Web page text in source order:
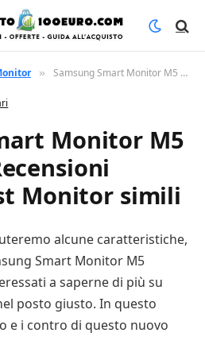
» Samsung Smart Monitor M5 S32BM502 Recensioni Opinioni Test Monitor simili
Monitor M5
Monitor simili
alcune caratteristiche,
Smart Monitor M5
a saperne di più su
posto giusto. In questo
e i contro di questo nuovo